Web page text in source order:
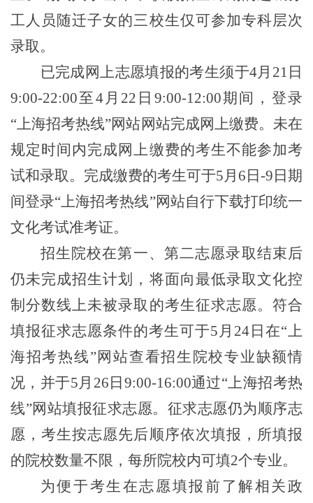
工人员随迁子女的三校生仅可参加专科层次
录取。
已完成网上志愿填报的考生须于4月 21 日
9:00-22:00至4月 22 日9:00-12:00期间，登录
“上海招考热线”网站网站完成网上缴费。 未在
规定时间内完成网上缴费的考生不能参加考
试和录取。 完成缴费的考生可于5月6日-9 日 期
间登录“上海招考热线”网站自行下载打印统一
文化考试准考证。
招生院校在第一、第二志愿录取结束后
仍未完成招生计划，将面向最低录取文化控
制分数线上未被录取的考生征求志愿。符合
填报征求志愿条件的考生可于5月 24 日在“上
海招考热线”网站查看招生院校专业缺额情
况，并于5月 26 日9:00-16:00通过“上海招考热
线”网站填报征求志愿。征求志愿仍为顺序志
愿，考生按志愿先后顺序依次填报，所填报
的院校数量不限，每所院校内可填2个专业。
为便于考生在志愿填报前了解相关政